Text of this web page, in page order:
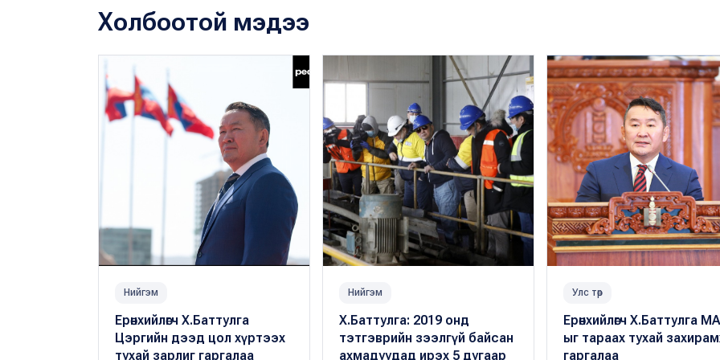
Холбоотой мэдээ
Нийгэм
Ерөнхийлөгч Х.Баттулга
Цэргийн дээд цол хүртээх
тухай зарлиг гаргалаа
Нийгэм
Х.Баттулга: 2019 онд
тэтгэврийн зээлгүй байсан
ахмадуудад ирэх 5 дугаар
Улс төр
Ерөнхийлөгч Х.Баттулга
ыг тараах тухай
гаргалаа